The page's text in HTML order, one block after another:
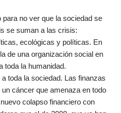
no ver que la sociedad se
se suman a las crisis:
ecológicas y políticas. En
de una organización social en
toda la humanidad.
toda la sociedad. Las finanzas
cáncer que amenaza en todo
colapso financiero con